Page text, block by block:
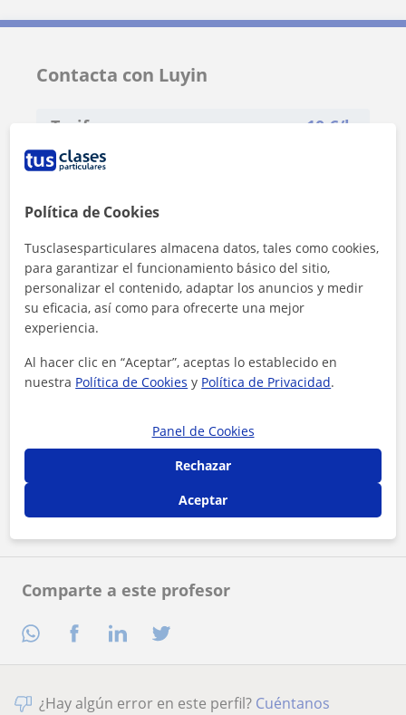
Comparte a este profesor
Contacta con Luyin
Tarifa 10 €/h
Al hacer clic, aceptas nuestroaviso legaly de
Contactar ahora
¿Hay algún error en este perfil? Cuéntanos
Política de Cookies
Tusclasesparticulares almacena datos, tales como cookies,
para garantizar el funcionamiento básico del sitio,
personalizar el contenido, adaptar los anuncios y medir
su eficacia, así como para ofrecerte una mejor
experiencia.
Al hacer clic en “Aceptar”, aceptas lo establecido en
nuestra Política de Cookies y Política de Privacidad.
Panel de Cookies
Rechazar
Aceptar